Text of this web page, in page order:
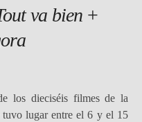
va bien+
los dieciséis filmes de la
tuvo lugar entre el 6 y el 15